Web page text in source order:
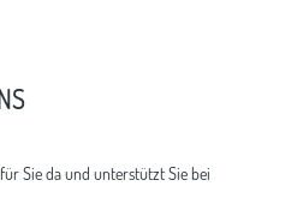
Sie da und unterstützt Sie bei